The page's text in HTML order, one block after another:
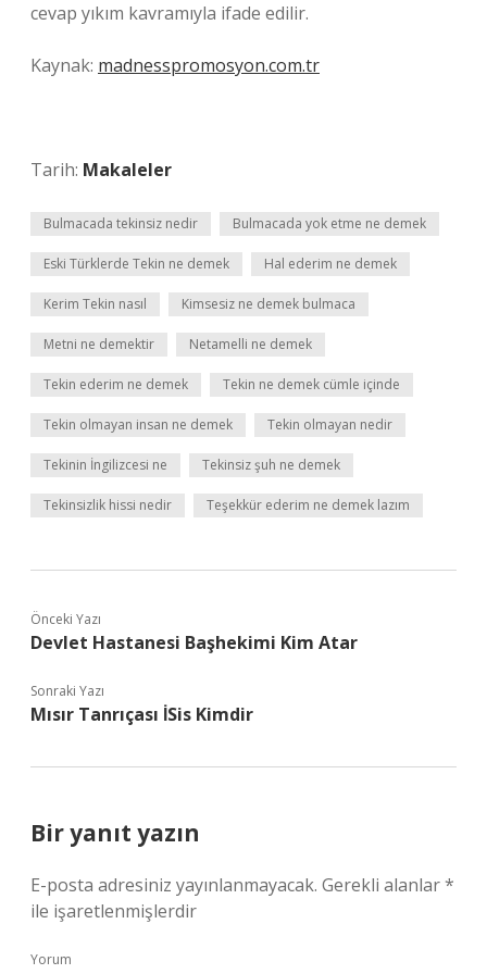
cevap yıkım kavramıyla ifade edilir.
Kaynak: madnesspromosyon.com.tr
Tarih: Makaleler
Bulmacada tekinsiz nedir Bulmacada yok etme ne demek
Eski Türklerde Tekin ne demek Hal ederim ne demek
Kerim Tekin nasıl Kimsesiz ne demek bulmaca
Metni ne demektir Netamelli ne demek
Tekin ederim ne demek Tekin ne demek cümle içinde
Tekin olmayan insan ne demek Tekin olmayan nedir
Tekinin İngilizcesi ne Tekinsiz şuh ne demek
Tekinsizlik hissi nedir Teşekkür ederim ne demek lazım
Önceki Yazı
Devlet Hastanesi Başhekimi Kim Atar
Sonraki Yazı
Mısır Tanrıçası İSis Kimdir
Bir yanıt yazın
E-posta adresiniz yayınlanmayacak. Gerekli alanlar*
ile işaretlenmişlerdir
Yorum